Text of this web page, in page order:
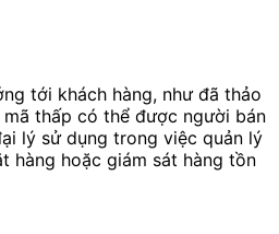
tới khách hàng, như đã thảo
thấp có thể được người bán
lý sử dụng trong việc quản lý
hàng hoặc giám sát hàng tồn